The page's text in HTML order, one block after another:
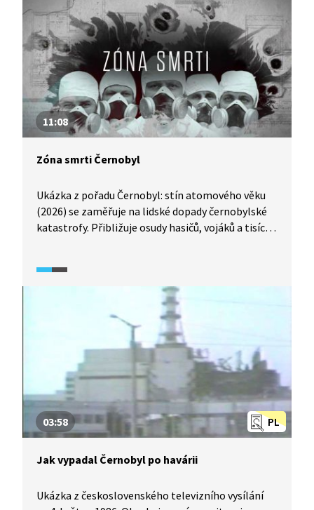
rizik přispěly k tragickému průběhu událostí.
11:08
Zóna smrti Černobyl
Ukázka z pořadu Černobyl: stín atomového věku
(2026) se zaměřuje na lidské dopady černobylské
katastrofy. Přibližuje osudy hasičů, vojáků a tisíců
a informací.
PL
03:58
Jak vypadal Černobyl po havárii
Ukázka z československého televizního vysílání